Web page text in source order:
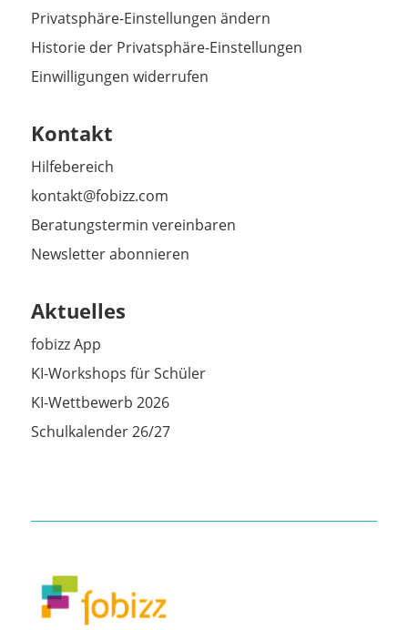
Privatsphäre-Einstellungen ändern
Historie der Privatsphäre-Einstellungen
Einwilligungen widerrufen
Kontakt
Hilfebereich
kontakt@fobizz.com
Beratungstermin vereinbaren
Newsletter abonnieren
Aktuelles
fobizz App
KI-Workshops für Schüler
KI-Wettbewerb 2026
Schulkalender 26/27